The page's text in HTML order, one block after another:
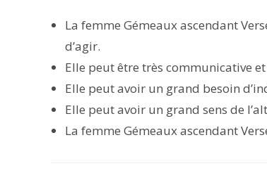
La femme Gémeaux ascendant
d’agir.
Elle peut être très communicative
Elle peut avoir un grand besoin
Elle peut avoir un grand sens de
La femme Gémeaux ascendant